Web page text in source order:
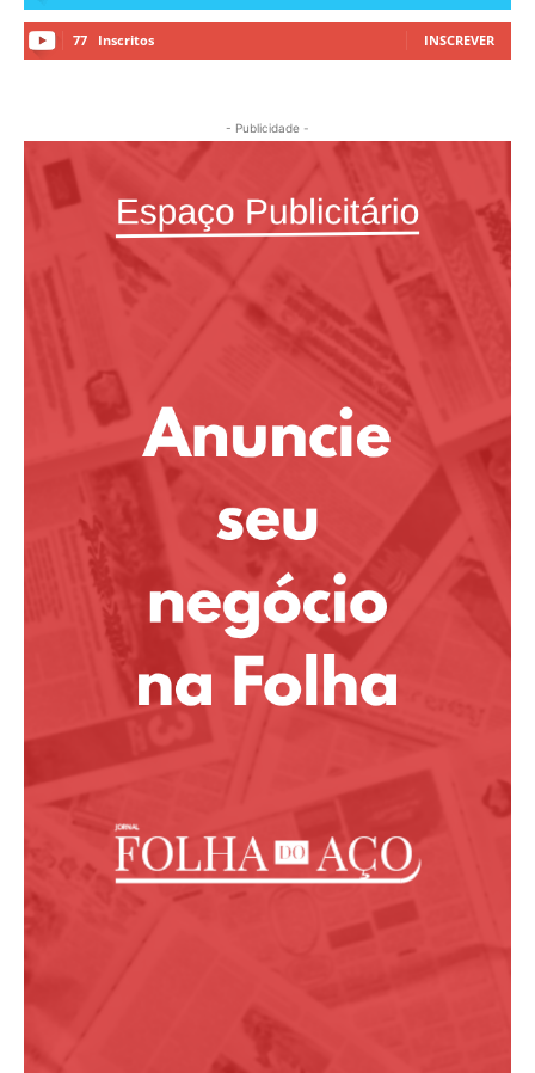
77 Inscritos INSCREVER
- Publicidade -